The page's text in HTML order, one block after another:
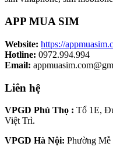
APP MUA SIM
Website: https://
Hotline: 0972.994.994
Email:
Liên hệ
VPGD Phú Thọ : Tổ 1E,
Việt Trì.
VPGD Hà Nội: Phường